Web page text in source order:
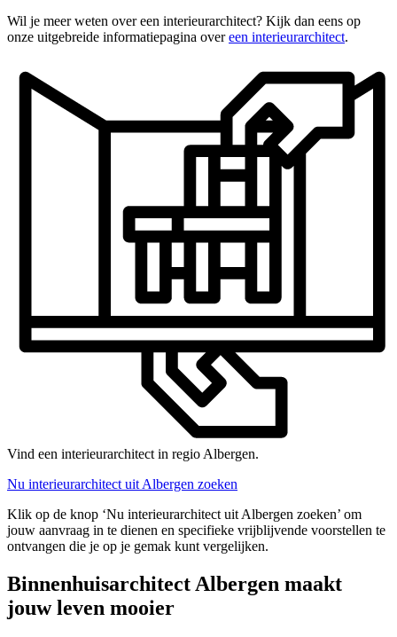
Wil je meer weten over een interieurarchitect? Kijk dan eens op
onze uitgebreide informatiepagina overeen interieurarchitect.
Vind een interieurarchitect in regio Albergen.
Nu interieurarchitect uit Albergen zoeken
Klik op de knop ‘Nu interieurarchitect uit Albergen zoeken’ om
jouw aanvraag in te dienen en specifieke vrijblijvende voorstellen te
ontvangen die je op je gemak kunt vergelijken.
Binnenhuisarchitect Albergen maakt
jouw leven mooier